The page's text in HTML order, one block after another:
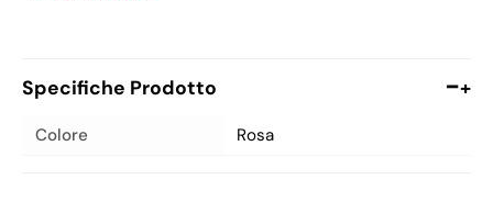
Specifiche Prodotto +
Colore Rosa